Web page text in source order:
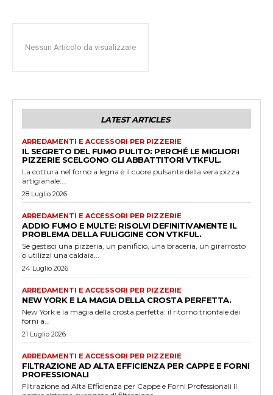
Nessun Articolo da visualizzare
LATEST ARTICLES
ARREDAMENTI E ACCESSORI PER PIZZERIE
IL SEGRETO DEL FUMO PULITO: PERCHÉ LE MIGLIORI
PIZZERIE SCELGONO GLI ABBATTITORI VTKFUL.
La cottura nel forno a legna è il cuore pulsante della vera pizza
artigianale:...
28 Luglio 2026
ARREDAMENTI E ACCESSORI PER PIZZERIE
ADDIO FUMO E MULTE: RISOLVI DEFINITIVAMENTE IL
PROBLEMA DELLA FULIGGINE CON VTKFUL.
Se gestisci una pizzeria, un panificio, una braceria, un girarrosto
o utilizzi una caldaia...
24 Luglio 2026
ARREDAMENTI E ACCESSORI PER PIZZERIE
NEW YORK E LA MAGIA DELLA CROSTA PERFETTA.
New York e la magia della crosta perfetta: il ritorno trionfale dei
forni a...
21 Luglio 2026
ARREDAMENTI E ACCESSORI PER PIZZERIE
FILTRAZIONE AD ALTA EFFICIENZA PER CAPPE E FORNI
PROFESSIONALI
Filtrazione ad Alta Efficienza per Cappe e Forni Professionali Il